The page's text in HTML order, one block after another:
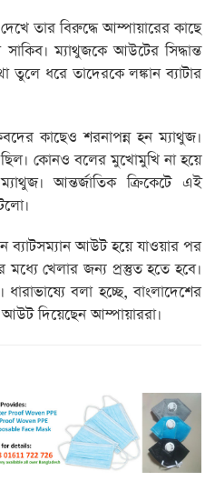
তার বিরুদ্ধে আম্পায়ারের কাছে
ম্যাথুজকে আউটের সিদ্ধান্ত
তুলে ধরে তাদেরকে লঙ্কান ব্যাটার
কাছেও শরনাপন্ন হন ম্যাথুজ।
ছিল। কোনও বলের মুখোমুখি না হয়ে
আন্তর্জাতিক ক্রিকেটে এই
আউট হয়ে যাওয়ার পর
মধ্যে খেলার জন্য প্রস্তুত হতে হবে।
বলা হচ্ছে, বাংলাদেশের
দিয়েছেন আম্পায়াররা।